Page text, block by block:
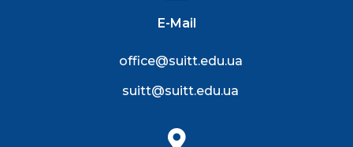
E-Mail
office@suitt.edu.ua
suitt@suitt.edu.ua